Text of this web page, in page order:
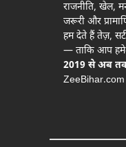
राजनीति, खेल,
जरूरी और
हम देते हैं तेज़,
— ताकि आप
2019 से अब